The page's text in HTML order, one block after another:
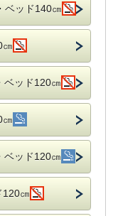
ベッド140㎝
㎝
ベッド120㎝
㎝
ベッド120㎝
㎝